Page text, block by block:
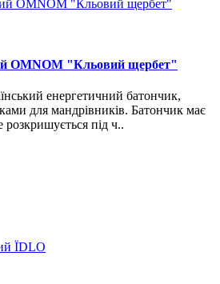
OMNOM "Кльовий щербет"
енергетичний батончик,
для мандрівників. Батончик має
розкришується під ч..